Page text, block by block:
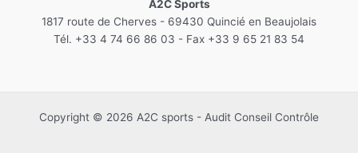
A2C Sports
1817 route de Cherves - 69430 Quincié en Beaujolais
Tél. +33 4 74 66 86 03 - Fax +33 9 65 21 83 54
Copyright © 2026 A2C sports - Audit Conseil Contrôle